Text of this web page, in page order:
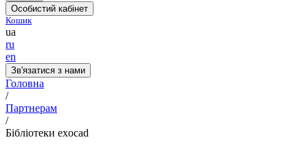
Особистий кабінет
Кошик
ua
ru
en
Зв'язатися з нами
Головна
/
Партнерам
/
Бібліотеки exocad